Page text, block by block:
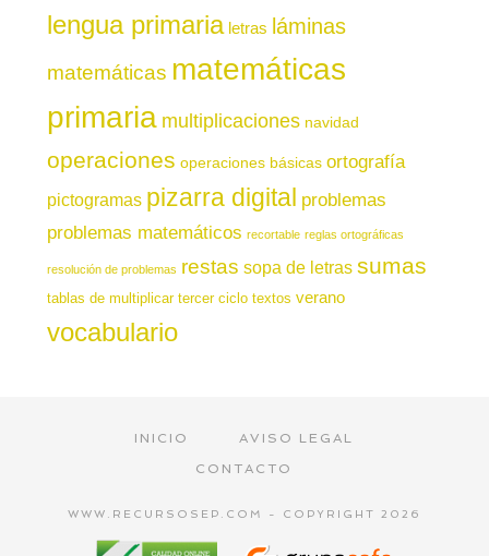
lengua primaria letras láminas
matemáticas matemáticas
primaria multiplicaciones navidad
operaciones operaciones básicas ortografía
pictogramas pizarra digital problemas
problemas matemáticos recortable reglas ortográficas
resolución de problemas restas sopa de letras sumas
tablas de multiplicar tercer ciclo textos verano
vocabulario
INICIO
AVISO LEGAL
CONTACTO
WWW.RECURSOSEP.COM - COPYRIGHT 2026